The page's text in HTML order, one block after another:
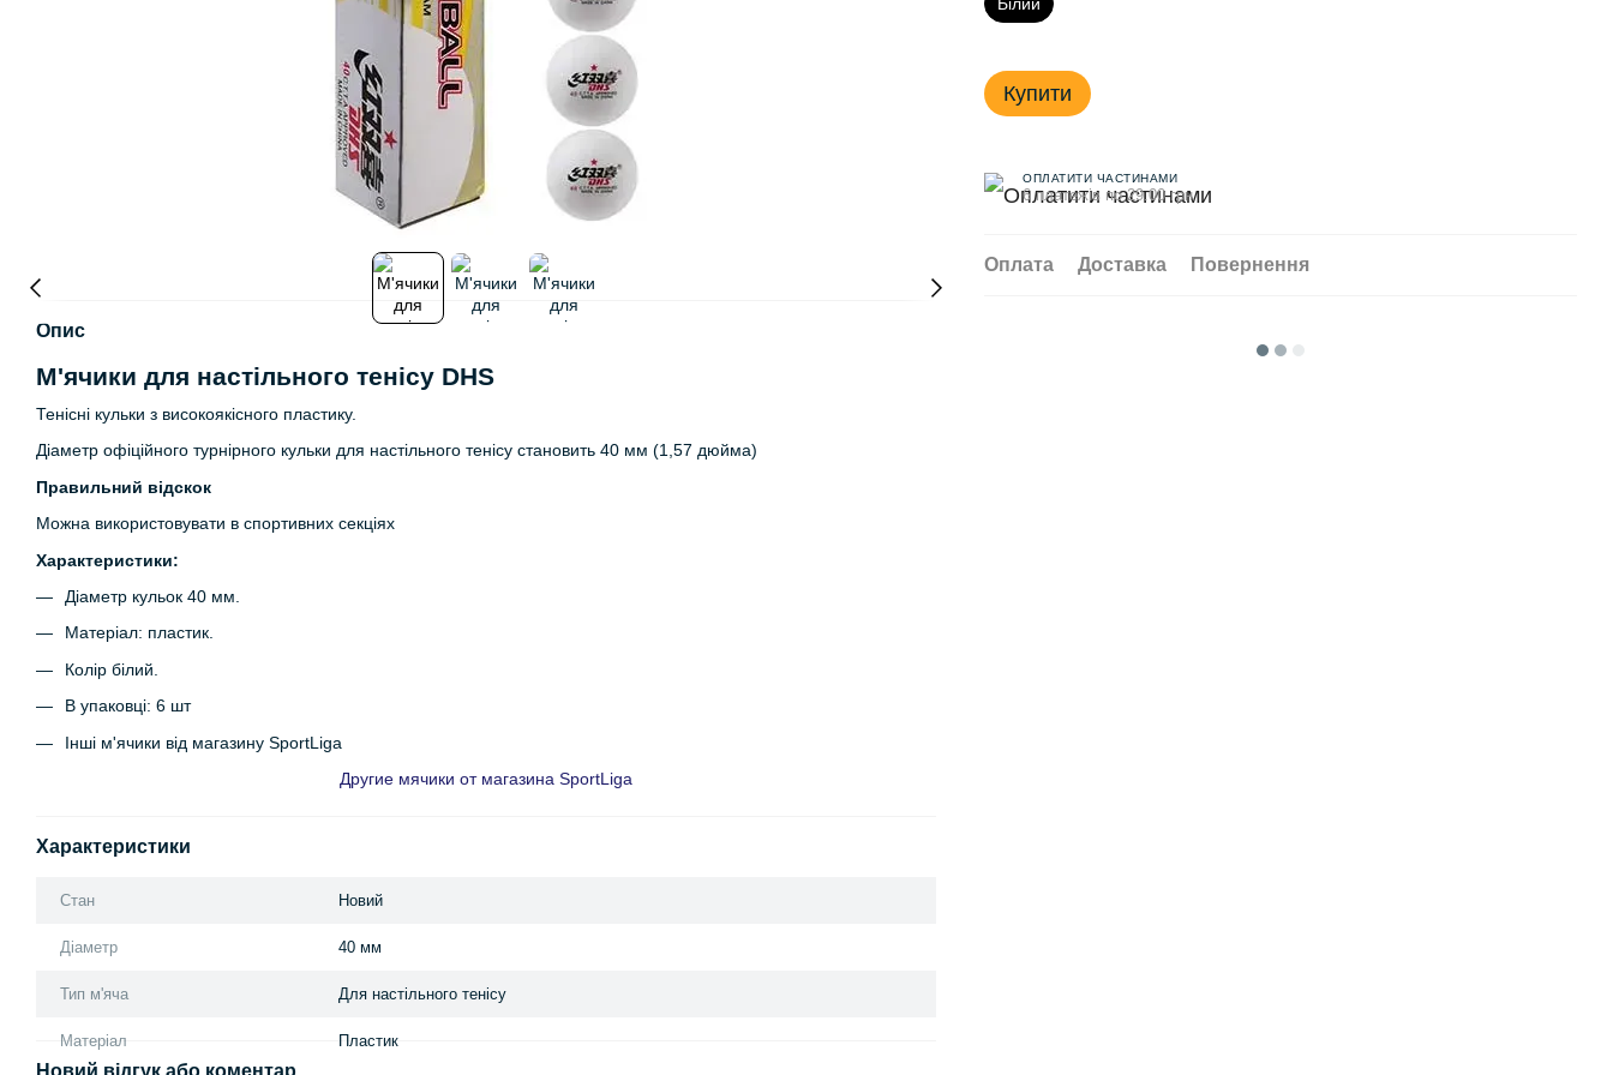
Опис
М'ячики для настільного тенісу DHS
Тенісні кульки з високоякісного пластику.
Діаметр офіційного турнірного кульки для настільного тенісу становить 40 мм (1,57 дюйма)
Правильний відскок
Можна використовувати в спортивних секціях
Характеристики:
Діаметр кульок 40 мм.
Матеріал: пластик.
Колір білий.
В упаковці: 6 шт
Інші м'ячики від магазину SportLiga
Другие мячики от магазина SportLiga
Характеристики
Стан Новий
Діаметр 40 мм
Тип м'яча Для настільного тенісу
Матеріал Пластик
Новий відгук або коментар
Купити
ОПЛАТИТИ ЧАСТИНАМИ
6 платежів по 29.00 грн
Оплата Доставка Повернення